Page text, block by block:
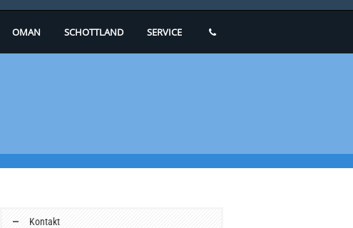
OMAN SCHOTTLAND SERVICE
Kontakt